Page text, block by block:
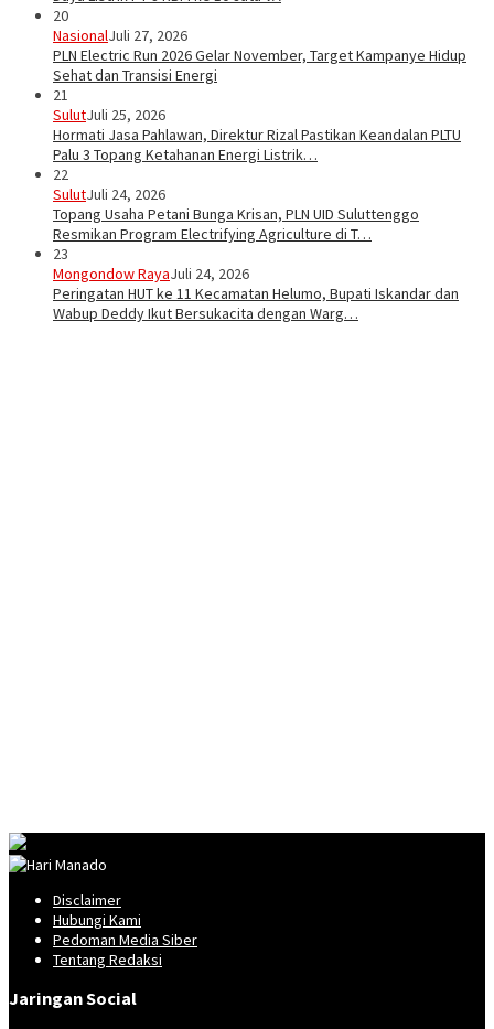
20
NasionalJuli 27, 2026
PLN Electric Run 2026 Gelar November, Target Kampanye Hidup
Sehat dan Transisi Energi
21
SulutJuli 25, 2026
Hormati Jasa Pahlawan, Direktur Rizal Pastikan Keandalan PLTU
Palu 3 Topang Ketahanan Energi Listrik…
22
SulutJuli 24, 2026
Topang Usaha Petani Bunga Krisan, PLN UID Suluttenggo
Resmikan Program Electrifying Agriculture di T…
23
Mongondow RayaJuli 24, 2026
Peringatan HUT ke 11 Kecamatan Helumo, Bupati Iskandar dan
Wabup Deddy Ikut Bersukacita dengan Warg…
Disclaimer
Hubungi Kami
Pedoman Media Siber
Tentang Redaksi
Jaringan Social